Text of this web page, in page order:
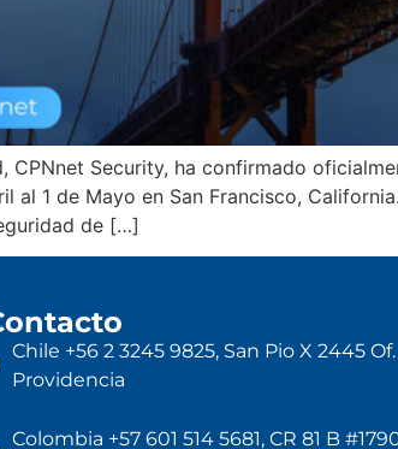
CPNnet Security, ha confirmado
al 1 de Mayo en San Francisco,
de […]
Chile +56 2 3245 9825, San Pio X 2445 Of.
Providencia
Colombia +57 601 514 5681, CR 81 B